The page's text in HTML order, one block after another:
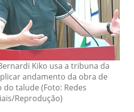
Kiko usa a tribuna da
andamento da obra de
do talude (Foto: Redes
Reprodução)